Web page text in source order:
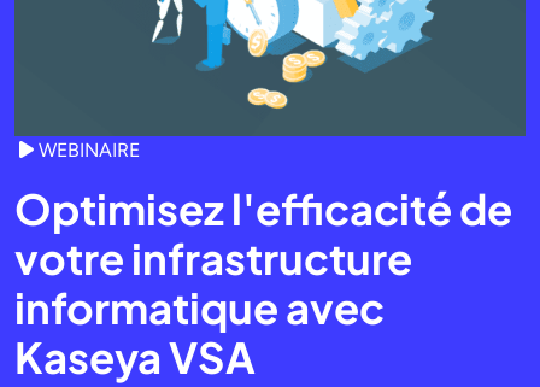
WEBINAIRE
Optimisez l'efficacité de
votre infrastructure
informatique avec
Kaseya VSA